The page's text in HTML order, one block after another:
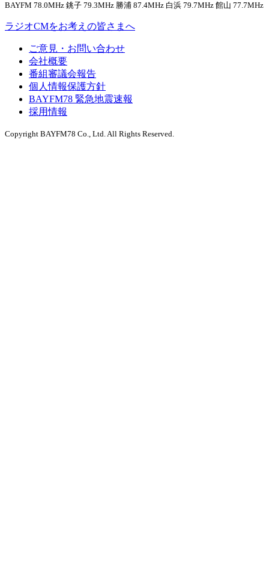
BAYFM 78.0MHz 銚子 79.3MHz 勝浦 87.4MHz 白浜 79.7MHz 館山 77.7MHz
ラジオCMをお考えの皆さまへ
ご意見・お問い合わせ
会社概要
番組審議会報告
個人情報保護方針
BAYFM78 緊急地震速報
採用情報
Copyright BAYFM78 Co., Ltd. All Rights Reserved.